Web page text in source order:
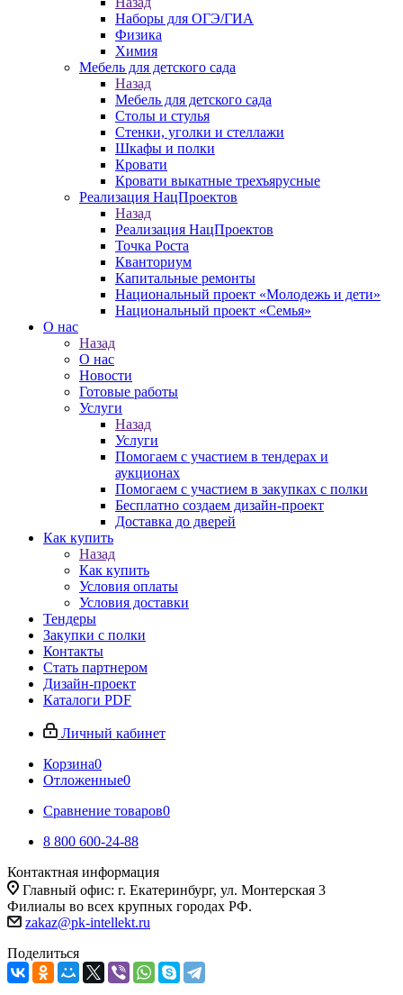
Наборы для ОГЭ/ГИА
Физика
Химия
Мебель для детского сада
Назад
Мебель для детского сада
Столы и стулья
Стенки, уголки и стеллажи
Шкафы и полки
Кровати
Кровати выкатные трехъярусные
Реализация НацПроектов
Назад
Реализация НацПроектов
Точка Роста
Кванториум
Капитальные ремонты
Национальный проект «Молодежь и дети»
Национальный проект «Семья»
О нас
Назад
О нас
Новости
Готовые работы
Услуги
Назад
Услуги
Помогаем с участием в тендерах и
аукционах
Помогаем с участием в закупках с полки
Бесплатно создаем дизайн-проект
Доставка до дверей
Как купить
Назад
Как купить
Условия оплаты
Условия доставки
Тендеры
Закупки с полки
Контакты
Стать партнером
Дизайн-проект
Каталоги PDF
Личный кабинет
Корзина0
Отложенные0
Сравнение товаров0
8 800 600-24-88
Контактная информация
Главный офис: г. Екатеринбург, ул. Монтерская 3
Филиалы во всех крупных городах РФ.
zakaz@pk-intellekt.ru
Поделиться